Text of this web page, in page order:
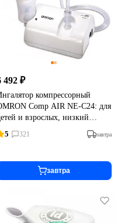
492 ₽
компрессорный
Comp AIR NE-C24: для
и взрослых, низкий
уровень шума, компактный
5 321 завтра
завтра